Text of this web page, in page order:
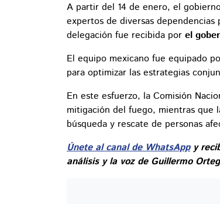
A partir del 14 de enero, el
expertos de diversas
delegación fue recibida por el
El equipo mexicano fue equipado
para optimizar las estrategias
En este esfuerzo, la Comisión
mitigación del fuego, mientras que
búsqueda y rescate de personas
Únete al canal de WhatsAppy
análisis y la voz de Guillermo